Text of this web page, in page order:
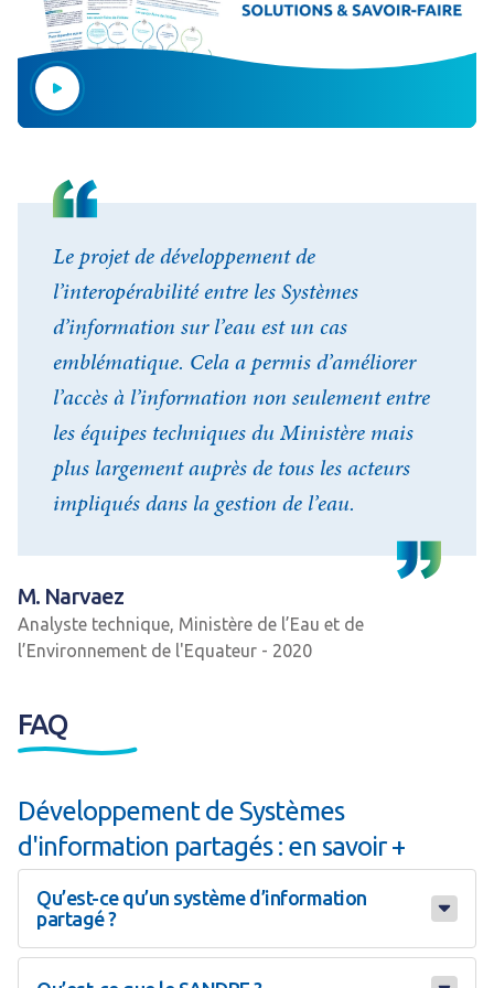
Le projet de développement de
l’interopérabilité entre les Systèmes
d’information sur l’eau est un cas
emblématique. Cela a permis d’améliorer
l’accès à l’information non seulement entre
les équipes techniques du Ministère mais
plus largement auprès de tous les acteurs
impliqués dans la gestion de l’eau.
M. Narvaez
Analyste technique, Ministère de l’Eau et de
l’Environnement de l'Equateur - 2020
FAQ
Développement de Systèmes
d'information partagés : en savoir +
Qu’est-ce qu’un système d’information
partagé ?